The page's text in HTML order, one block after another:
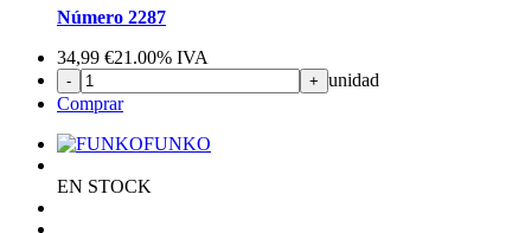
Número 2287
34,99 €21.00% IVA
- + unidad
Comprar
FUNKO
EN STOCK